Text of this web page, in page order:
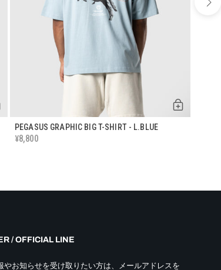
PEGASUS GRAPHIC BIG T-SHIRT - L.BLUE
¥8,800
/ OFFICIAL LINE
やお知らせを受け取りたい方は、メールアドレスを